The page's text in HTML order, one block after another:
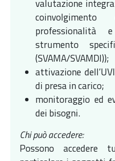
valutazione
strumento
(SVAMA/SVAMDI));
attivazione
di presa in carico;
monitoraggio ed
dei bisogni.
Chi può accedere:
Possono